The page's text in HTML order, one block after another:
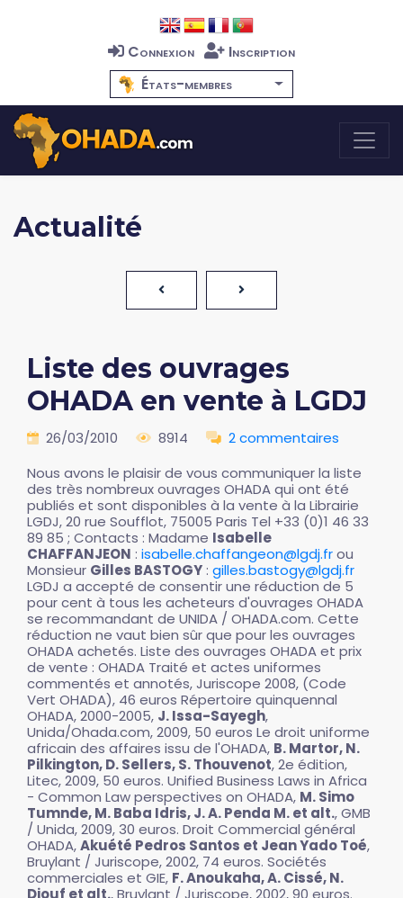
Connexion
Inscription
États-membres
Actualité
Liste des ouvrages
OHADA en vente à LGDJ
26/03/2010 8914
2 commentaires
Nous avons le plaisir de vous communiquer la liste
des très nombreux ouvrages OHADA qui ont été
publiés et sont disponibles à la vente à la Librairie
LGDJ, 20 rue Soufflot, 75005 Paris Tel +33 (0)1 46 33
89 85 ; Contacts : Madame Isabelle
CHAFFANJEON : isabelle.chaffangeon@lgdj.frou
Monsieur Gilles BASTOGY : gilles.bastogy@lgdj.fr
LGDJ a accepté de consentir une réduction de 5
pour cent à tous les acheteurs d'ouvrages OHADA
se recommandant de UNIDA / OHADA.com. Cette
réduction ne vaut bien sûr que pour les ouvrages
OHADA achetés. Liste des ouvrages OHADA et prix
de vente : OHADA Traité et actes uniformes
commentés et annotés, Juriscope 2008, (Code
Vert OHADA), 46 euros Répertoire quinquennal
OHADA, 2000-2005, J. Issa-Sayegh,
Unida/Ohada.com, 2009, 50 euros Le droit uniforme
africain des affaires issu de l'OHADA, B. Martor, N.
Pilkington, D. Sellers, S. Thouvenot, 2e édition,
Litec, 2009, 50 euros. Unified Business Laws in Africa
- Common Law perspectives on OHADA, M. Simo
Tumnde, M. Baba Idris, J. A. Penda M. et alt., GMB
/ Unida, 2009, 30 euros. Droit Commercial général
OHADA,Akuété Pedros Santos et Jean Yado Toé,
Bruylant / Juriscope, 2002, 74 euros. Sociétés
commerciales et GIE, F. Anoukaha, A. Cissé, N.
Diouf et alt., Bruylant / Juriscope, 2002, 90 euros.